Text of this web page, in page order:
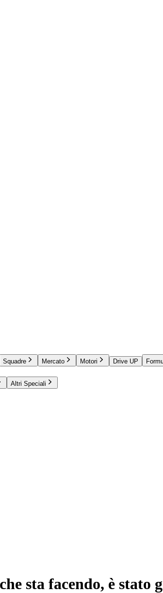
Squadre Mercato Motori Drive UP
Altri Speciali
sta facendo, è stato